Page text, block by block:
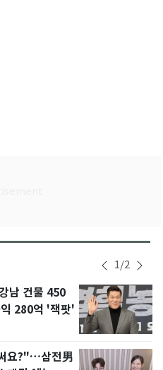
1/2
남 건물 450
280억 '잭팟'
요?"…삼전男